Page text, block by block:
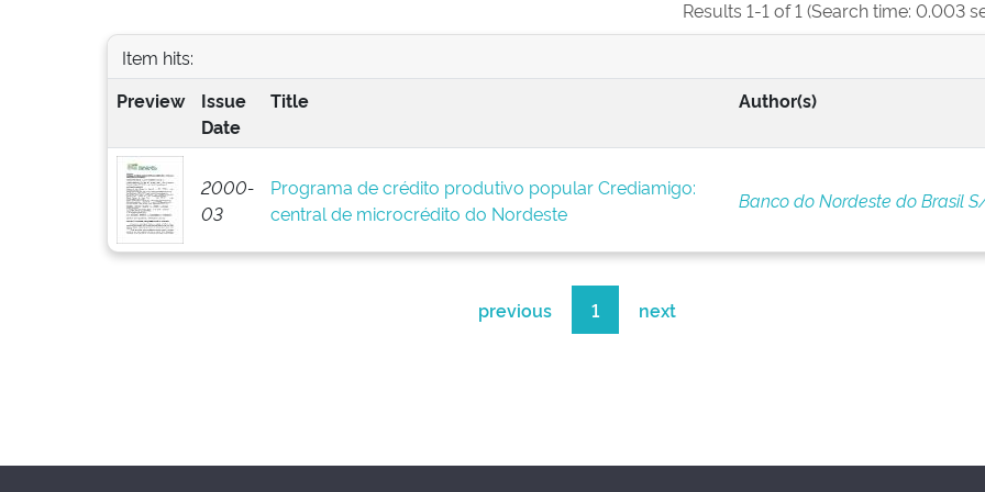
Results 1-1 of 1 (Search time: 0.003
Item hits:
Preview
Issue
Date
Title Author(s)
2000-
03
Programa de crédito produtivo popular Crediamigo:
central de microcrédito do Nordeste
Banco do Nordeste do Brasil
previous 1 next